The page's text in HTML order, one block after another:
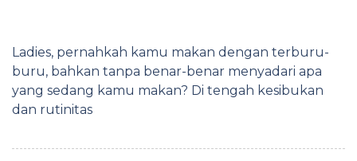
Ladies, pernahkah kamu makan dengan terburu-
buru, bahkan tanpa benar-benar menyadari apa
yang sedang kamu makan? Di tengah kesibukan
dan rutinitas